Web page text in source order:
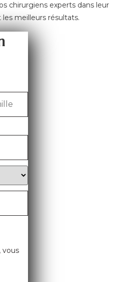
chirurgiens experts dans leur
meilleurs résultats.
vous